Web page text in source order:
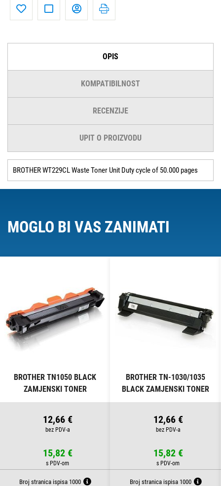
OPIS
KOMPATIBILNOST
RECENZIJE
UPIT O PROIZVODU
BROTHER WT229CL Waste Toner Unit Duty cycle of 50.000 pages
MOGLO BI VAS ZANIMATI
BROTHER TN1050 BLACK
ZAMJENSKI TONER
12,66 €
15,82 €
Broj stranica ispisa 1000
BROTHER TN-1030/1035
BLACK ZAMJENSKI TONER
12,66 €
15,82 €
Broj stranica ispisa 1000